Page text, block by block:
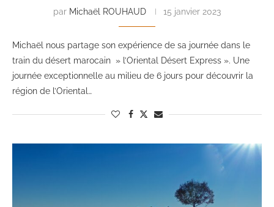
par Michaël ROUHAUD 15 janvier 2023
Michaël nous partage son expérience de sa journée dans le
train du désert marocain » l’Oriental Désert Express ». Une
journée exceptionnelle au milieu de 6 jours pour découvrir la
région de l’Oriental…